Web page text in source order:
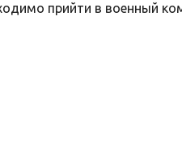
прийти в военный